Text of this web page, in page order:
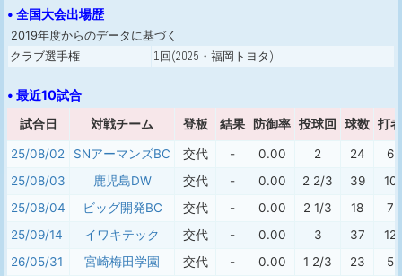
• 全国大会出場歴
2019年度からのデータに基づく
クラブ選手権 1回(2025・福岡トヨタ)
• 最近10試合
試合日 対戦チーム 登板 結果 防御率 投球回 球数 打者
25/08/02 SNアーマンズBC 交代 - 0.00 2 24
6
25/08/03
鹿児島DW 交代 - 0.00 2 2/3 39
10
25/08/04
ビッグ開発BC 交代 - 0.00 2 1/3 18
7
25/09/14
イワキテック 交代 - 0.00 3 37
12
26/05/31
宮崎梅田学園 交代 - 0.00 1 2/3 23
5